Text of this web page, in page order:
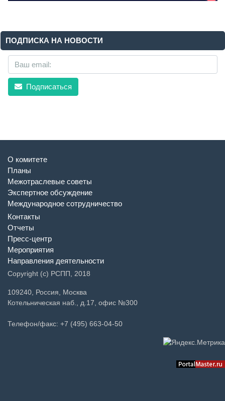
ПОДПИСКА НА НОВОСТИ
Подписаться
О комитете
Планы
Межотраслевые советы
Экспертное обсуждение
Международное сотрудничество
Контакты
Отчеты
Пресс-центр
Мероприятия
Направления деятельности
Copyright (c) РСПП, 2018
109240, Россия, Москва
Котельническая наб., д.17, офис №300
Телефон/факс: +7 (495) 663-04-50